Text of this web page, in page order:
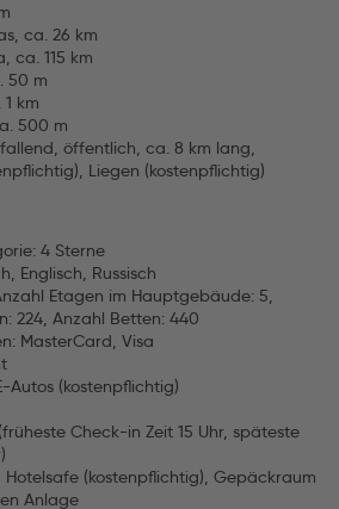
ca. 26 km
ca. 115 km
50 m
km
500 m
öffentlich, ca. 8 km lang,
Liegen (kostenpflichtig)
4 Sterne
Englisch, Russisch
Etagen im Hauptgebäude: 5,
224, Anzahl Betten: 440
MasterCard, Visa
Autos (kostenpflichtig)
Check-in Zeit 15 Uhr, späteste
(kostenpflichtig), Gepäckraum
Anlage